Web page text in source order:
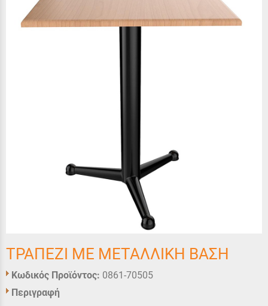
ΤΡΑΠΕΖΙ ΜΕ ΜΕΤΑΛΛΙΚΗ ΒΑΣΗ
Κωδικός Προϊόντος: 0861-70505
Περιγραφή